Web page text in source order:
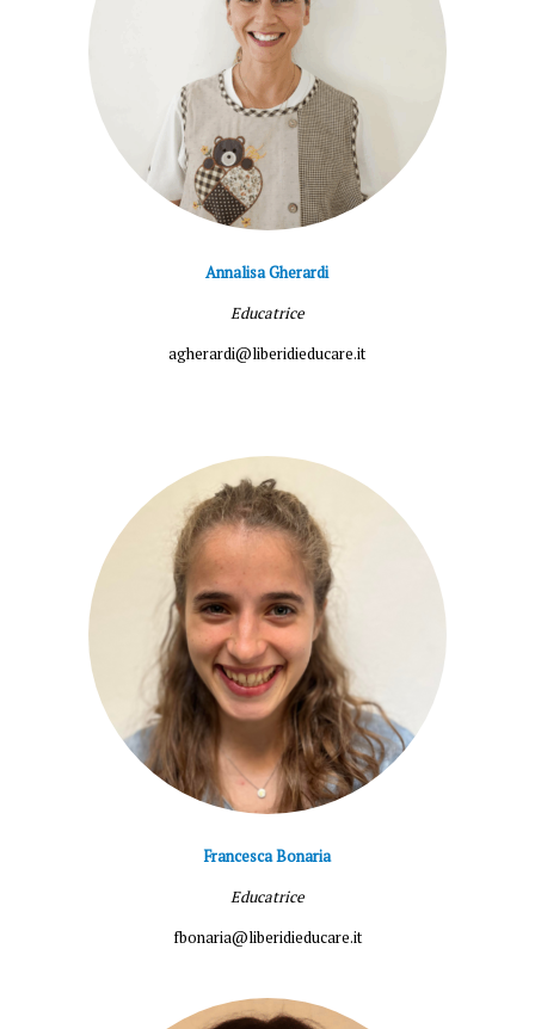
Annalisa Gherardi
Educatrice
agherardi@liberidieducare.it
Francesca Bonaria
Educatrice
fbonaria@liberidieducare.it